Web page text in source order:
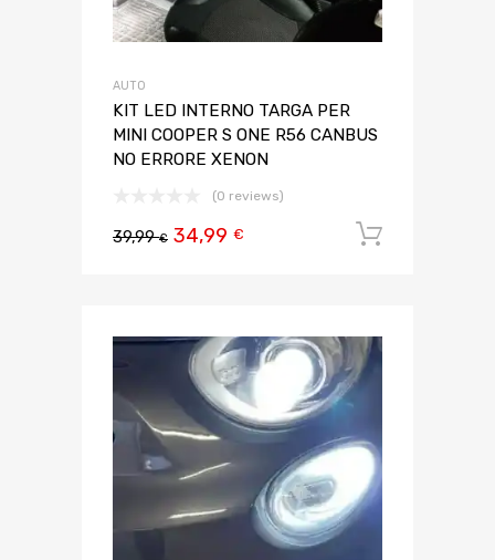
AUTO
KIT LED INTERNO TARGA PER
MINI COOPER S ONE R56 CANBUS
NO ERRORE XENON
(0 reviews)
39,99€ 34,99 €